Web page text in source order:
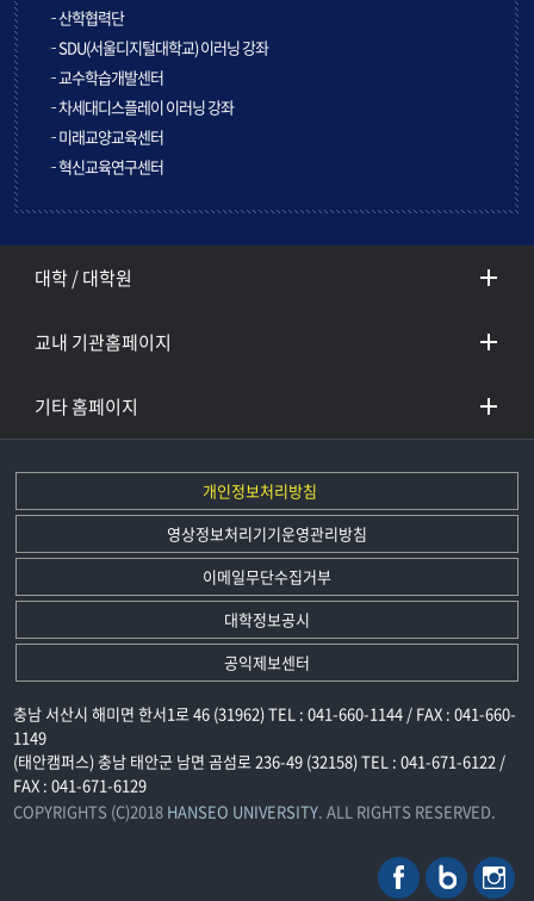
산학협력단
SDU(서울디지털대학교) 이러닝 강좌
교수학습개발센터
차세대디스플레이 이러닝 강좌
미래교양교육센터
혁신교육연구센터
대학 / 대학원
교내 기관홈페이지
기타 홈페이지
개인정보처리방침
영상정보처리기기운영관리방침
이메일무단수집거부
대학정보공시
공익제보센터
충남 서산시 해미면 한서1로 46 (31962) TEL : 041-660-1144 / FAX : 041-660-
1149
(태안캠퍼스) 충남 태안군 남면 곰섬로 236-49 (32158) TEL : 041-671-6122 /
FAX : 041-671-6129
COPYRIGHTS (C)2018 HANSEO UNIVERSITY. ALL RIGHTS RESERVED.